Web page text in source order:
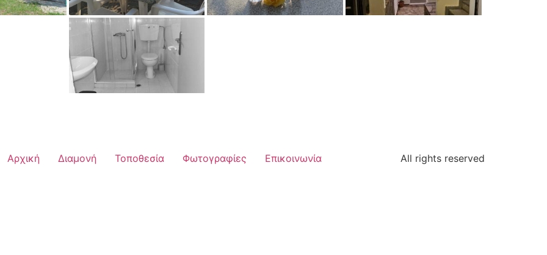
Αρχική Διαμονή Τοποθεσία Φωτογραφίες Επικοινωνία All rights reserved